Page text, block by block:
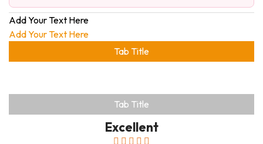
Add Your Text Here
Add Your Text Here
Tab Title
Tab Title
Excellent